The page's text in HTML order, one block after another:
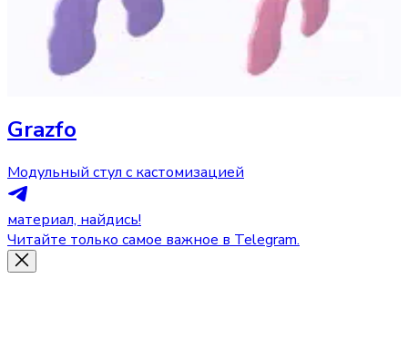
Grazfo
Модульный стул с кастомизацией
материал, найдись!
Читайте только самое важное в Telegram.